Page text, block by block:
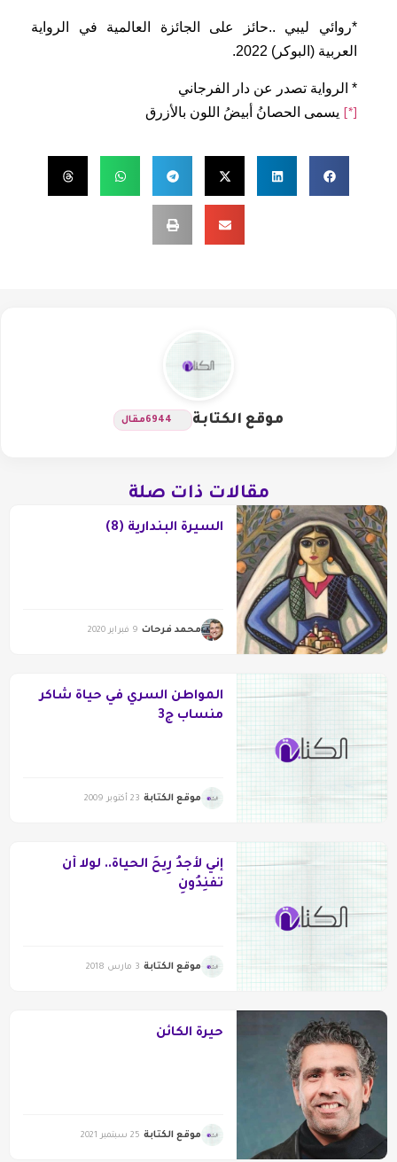
*روائي ليبي ..حائز على الجائزة العالمية في الرواية
العربية (البوكر) 2022.
* الرواية تصدر عن دار الفرجاني
[*] يسمى الحصانُ أبيضُ اللون بالأزرق
موقع الكتابة 6944مقال
مقالات ذات صلة
السيرة البندارية (8)
محمد فرحات 9 فبراير 2020
المواطن السري في حياة شاكر
منساب ج3
موقع الكتابة 23 أكتوبر 2009
إني لأَجدُ رِيحَ الحياة.. لولا أن
تفنِدُونِ
موقع الكتابة 3 مارس 2018
حيرة الكائن
موقع الكتابة 25 سبتمبر 2021